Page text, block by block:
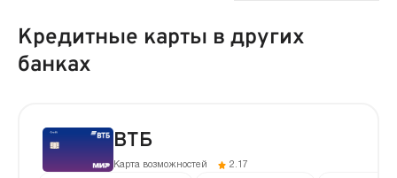
Кредитные карты в других
банках
ВТБ
Карта возможностей 2.17